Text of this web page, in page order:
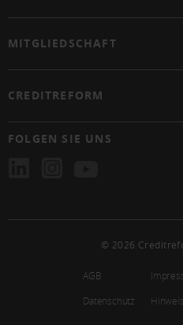
MITGLIEDSCHAFT
CREDITREFORM
FOLGEN SIE UNS
© 2026
AGB
Datenschutz